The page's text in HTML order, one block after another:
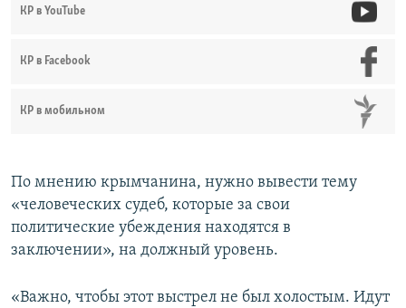
КР в YouTube
КР в Facebook
КР в мобильном
По мнению крымчанина, нужно вывести тему
«человеческих судеб, которые за свои
политические убеждения находятся в
заключении», на должный уровень.
«Важно, чтобы этот выстрел не был холостым. Идут